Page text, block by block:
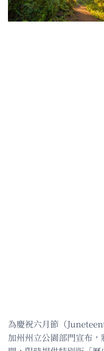
為慶祝六月節（
加州州立公園部門宣布